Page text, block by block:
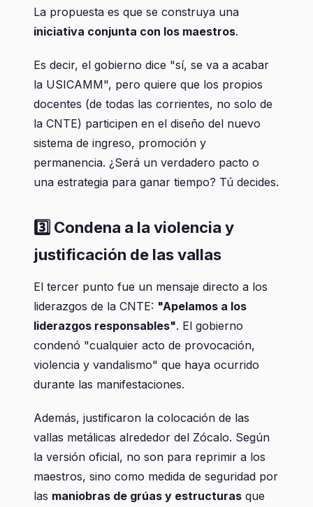
La propuesta es que se construya una
iniciativa conjunta con los maestros.
Es decir, el gobierno dice "sí, se va a acabar
la USICAMM", pero quiere que los propios
docentes (de todas las corrientes, no solo de
la CNTE) participen en el diseño del nuevo
sistema de ingreso, promoción y
permanencia. ¿Será un verdadero pacto o
una estrategia para ganar tiempo? Tú decides.
3️⃣ Condena a la violencia y
justificación de las vallas
El tercer punto fue un mensaje directo a los
liderazgos de la CNTE: "Apelamos a los
liderazgos responsables". El gobierno
condenó "cualquier acto de provocación,
violencia y vandalismo" que haya ocurrido
durante las manifestaciones.
Además, justificaron la colocación de las
vallas metálicas alrededor del Zócalo. Según
la versión oficial, no son para reprimir a los
maestros, sino como medida de seguridad por
las maniobras de grúas y estructuras que